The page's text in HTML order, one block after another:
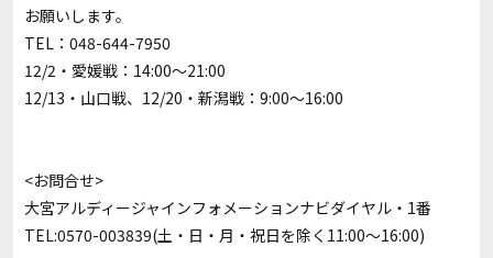
お願いします。
TEL：048-644-7950
12/2・愛媛戦：14:00～21:00
12/13・山口戦、12/20・新潟戦：9:00～16:00
<お問合せ>
大宮アルディージャインフォメーションナビダイヤル・1番
TEL:0570-003839(土・日・月・祝日を除く11:00～16:00)